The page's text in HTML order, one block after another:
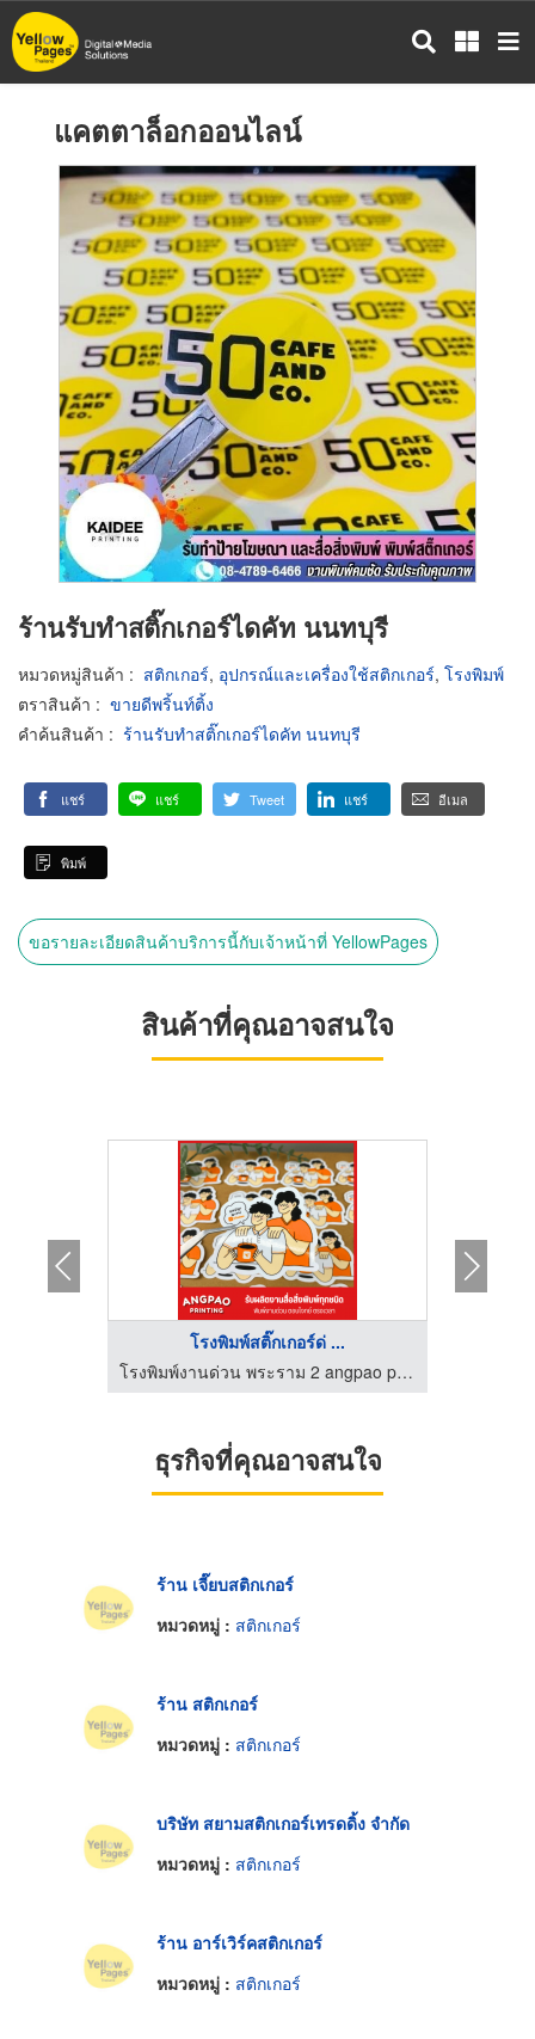
ข้าม
ไป
แคตตาล็อกออนไลน์
ร้านรับทำสติ๊กเกอร์ไดคัท นนทบุรี
หมวดหมู่สินค้า : สติกเกอร์, อุปกรณ์และเครื่องใช้สติกเกอร์, โรงพิมพ์
ตราสินค้า : ขายดีพริ้นท์ติ้ง
คำค้นสินค้า : ร้านรับทำสติ๊กเกอร์ไดคัท นนทบุรี
แชร์ แชร์ Tweet แชร์ อีเมล
พิมพ์
ขอรายละเอียดสินค้าบริการนี้กับเจ้าหน้าที่ YellowPages
สินค้าที่คุณอาจสนใจ
โรงพิมพ์สติ๊กเกอร์ด่ ...
โรงพิมพ์งานด่วน พระราม 2 angpao printing
ธุรกิจที่คุณอาจสนใจ
ร้าน เจี๊ยบสติกเกอร์
หมวดหมู่ : สติกเกอร์
ร้าน สติกเกอร์
หมวดหมู่ : สติกเกอร์
บริษัท สยามสติกเกอร์เทรดดิ้ง จำกัด
หมวดหมู่ : สติกเกอร์
ร้าน อาร์เวิร์คสติกเกอร์
หมวดหมู่ : สติกเกอร์